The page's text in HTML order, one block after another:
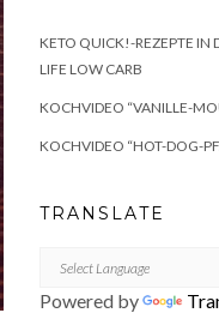
KETO QUICK!-REZEPTE IN
LIFE LOW CARB
KOCHVIDEO “VANILLE-
KOCHVIDEO “HOT-DOG-
TRANSLATE
Powered by